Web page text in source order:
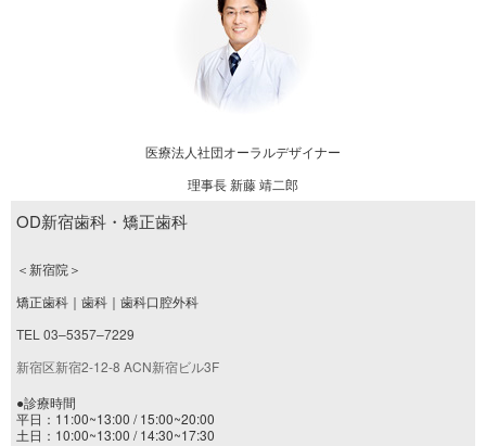
医療法人社団オーラルデザイナー
理事長 新藤 靖二郎
OD新宿歯科・矯正歯科
＜新宿院＞
矯正歯科｜歯科｜歯科口腔外科
TEL 03–5357–7229
新宿区新宿2-12-8 ACN新宿ビル3F
●診療時間
平日：11:00~13:00 / 15:00~20:00
土日：10:00~13:00 / 14:30~17:30